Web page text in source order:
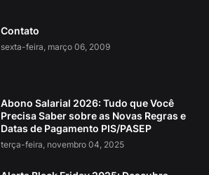
Contato
sexta-feira, março 06, 2009
Abono Salarial 2026: Tudo que Você
Precisa Saber sobre as Novas Regras e
Datas de Pagamento PIS/PASEP
terça-feira, novembro 04, 2025